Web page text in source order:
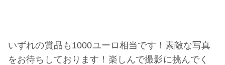
いずれの賞品も1000ユーロ相当です！素敵な写真
をお待ちしております！楽しんで撮影に挑んでく